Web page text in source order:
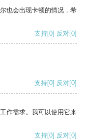
也会出现卡顿的情况，希
支持[0] 反对[0]
支持[0] 反对[0]
作需求。我可以使用它来
支持[0] 反对[0]